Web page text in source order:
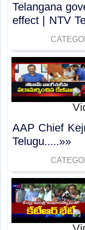
Telangana
effect | NTV
AAP Chief
Telugu.....»»